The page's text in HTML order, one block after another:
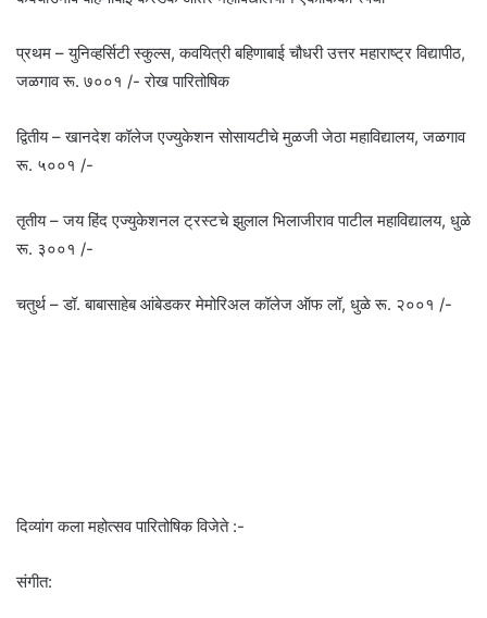
प्रथम – युनिव्हर्सिटी स्कुल्स, कवयित्री बहिणाबाई चौधरी उत्तर महाराष्ट्र विद्यापीठ,
जळगाव रू. ७००१ /- रोख पारितोषिक
द्वितीय – खानदेश कॉलेज एज्युकेशन सोसायटीचे मुळजी जेठा महाविद्यालय, जळगाव
रू. ५००१ /-
तृतीय – जय हिंद एज्युकेशनल ट्रस्टचे झुलाल भिलाजीराव पाटील महाविद्यालय, धुळे
रू. ३००१ /-
चतुर्थ – डॉ. बाबासाहेब आंबेडकर मेमोरिअल कॉलेज ऑफ लॉ, धुळे रू. २००१ /-
दिव्यांग कला महोत्सव पारितोषिक विजेते :-
संगीत: